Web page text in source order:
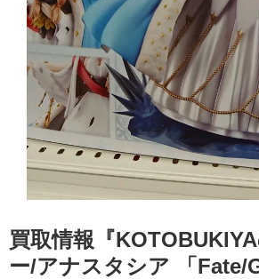
買取情報『
ー/アナスタシア ​「Fate/